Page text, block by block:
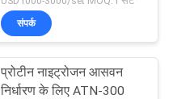
संपर्क
प्रोटीन नाइट्रोजन आसवन
निर्धारण के लिए ATN-300